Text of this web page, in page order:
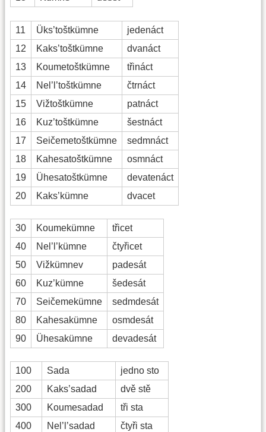
11 Üks’toštkümne
jedenáct
12
Kaks’toštkümne
dvanáct
13
Koumetoštkümne
třináct
14
Nel’l’toštkümne
čtrnáct
15
Vižtoštkümne
patnáct
16
Kuz’toštkümne
šestnáct
17
Seičemetoštkümne
sedmnáct
18
Kahesatoštkümne
osmnáct
19
Ühesatoštkümne
devatenáct
20
Kaks’kümne dvacet
30 Koumekümne
třicet
40
Nel’l’kümne
čtyřicet
50
Vižkümnev
padesát
60
Kuz’kümne
šedesát
70
Seičemekümne
sedmdesát
80
Kahesakümne
osmdesát
90
Ühesakümne devadesát
100 Sada
jedno sto
200
Kaks’sadad
dvě stě
300
Koumesadad
tři sta
400
Nel’l’sadad
čtyři sta